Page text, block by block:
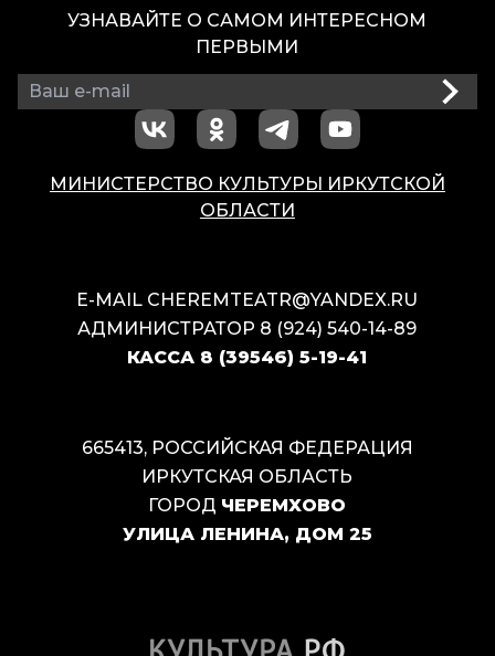
665413, РОССИЙСКАЯ ФЕДЕРАЦИЯ
ИРКУТСКАЯ ОБЛАСТЬ
ГОРОД ЧЕРЕМХОВО
УЛИЦА ЛЕНИНА, ДОМ 25
УЗНАВАЙТЕ О САМОМ ИНТЕРЕСНОМ
ПЕРВЫМИ
МИНИСТЕРСТВО КУЛЬТУРЫ ИРКУТСКОЙ
ОБЛАСТИ
E-MAIL CHEREMTEATR@YANDEX.RU
АДМИНИСТРАТОР 8 (924) 540-14-89
КАССА 8 (39546) 5-19-41